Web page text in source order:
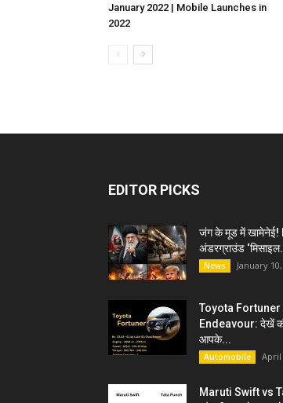
January 2022 | Mobile Launches in
2022
EDITOR PICKS
जंग के मूड में खामेनेई!
अंडरग्राउंड
News January
Toyota Fortuner
Endeavour: देखें
आपके...
Automobile April
Maruti Swift vs